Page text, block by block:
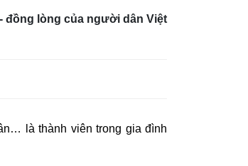
đồng lòng của người dân Việt
là thành viên trong gia đình